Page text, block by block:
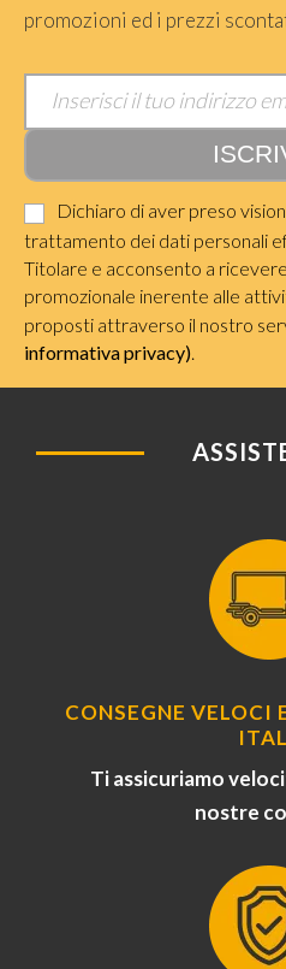
promozioni ed i prezzi
Dichiaro di aver preso
trattamento dei dati personali
Titolare e acconsento a
promozionale inerente alle
proposti attraverso il nostro
informativa privacy).
CONSEGNE VELOCI
Ti assicuriamo
nostre